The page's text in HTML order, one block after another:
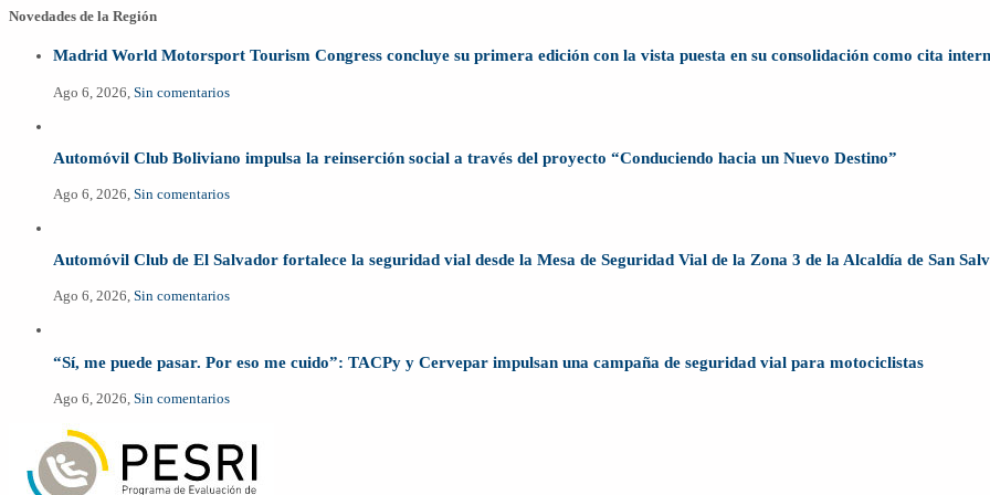
Novedades de la Región
Madrid World Motorsport Tourism Congress concluye su primera edición con la vista puesta en su consolidación como cita
Ago 6, 2026, Sin comentarios
Automóvil Club Boliviano impulsa la reinserción social a través del proyecto “Conduciendo hacia un Nuevo Destino”
Ago 6, 2026, Sin comentarios
Automóvil Club de El Salvador fortalece la seguridad vial desde la Mesa de Seguridad Vial de la Zona 3 de la Alcaldía de San
Ago 6, 2026, Sin comentarios
“Sí, me puede pasar. Por eso me cuido”: TACPy y Cervepar impulsan una campaña de seguridad vial para motociclistas
Ago 6, 2026, Sin comentarios